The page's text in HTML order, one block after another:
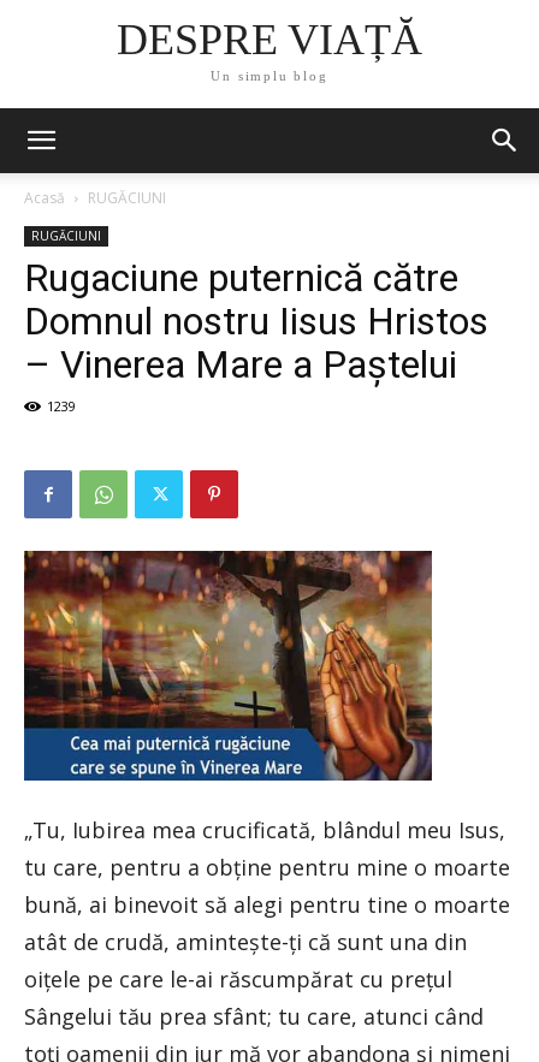
DESPRE VIAȚĂ
Un simplu blog
Acasă RUGĂCIUNI
RUGĂCIUNI
Rugaciune puternică către
Domnul nostru Iisus Hristos
– Vinerea Mare a Paștelui
1239
„Tu, Iubirea mea crucificată, blândul meu Isus,
tu care, pentru a obţine pentru mine o moarte
bună, ai binevoit să alegi pentru tine o moarte
atât de crudă, aminteşte-ţi că sunt una din
oiţele pe care le-ai răscumpărat cu preţul
Sângelui tău prea sfânt; tu care, atunci când
toţi oamenii din jur mă vor abandona şi nimeni